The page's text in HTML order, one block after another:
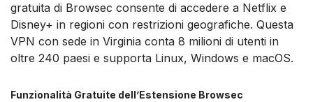
gratuita di Browsec consente di accedere a Netflix e
Disney+ in regioni con restrizioni geografiche. Questa
VPN con sede in Virginia conta 8 milioni di utenti in
oltre 240 paesi e supporta Linux, Windows e macOS.
Funzionalità Gratuite dell’Estensione Browsec